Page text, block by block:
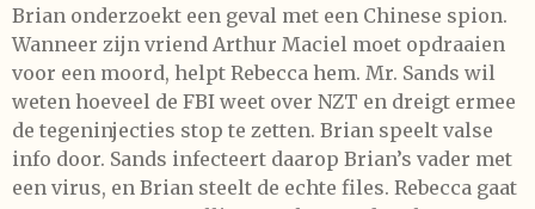
Brian onderzoekt een geval met een Chinese spion.
Wanneer zijn vriend Arthur Maciel moet opdraaien
voor een moord, helpt Rebecca hem. Mr. Sands wil
weten hoeveel de FBI weet over NZT en dreigt ermee
de tegeninjecties stop te zetten. Brian speelt valse
info door. Sands infecteert daarop Brian’s vader met
een virus, en Brian steelt de echte files. Rebecca gaat